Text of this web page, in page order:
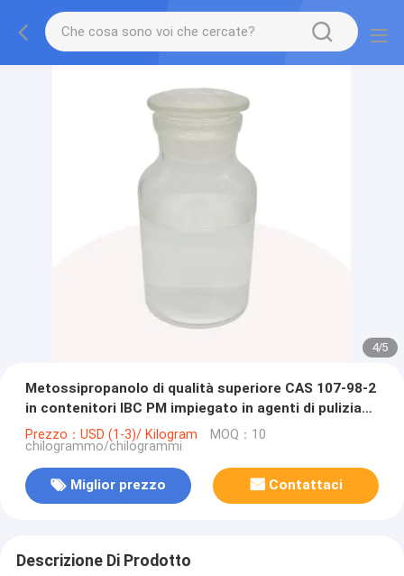
4/5
Metossipropanolo di qualità superiore CAS 107-98-2
in contenitori IBC PM impiegato in agenti di pulizia
industriali
Prezzo：USD (1-3)/ Kilogram MOQ：10
chilogrammo/chilogrammi
Miglior prezzo Contattaci
Descrizione Di Prodotto